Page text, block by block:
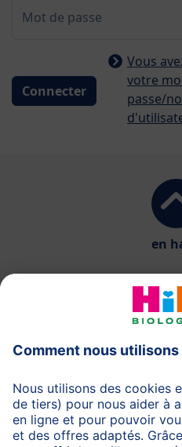
Mot de passe
Vous
votre
passe/
en
HiPP
Protection des données